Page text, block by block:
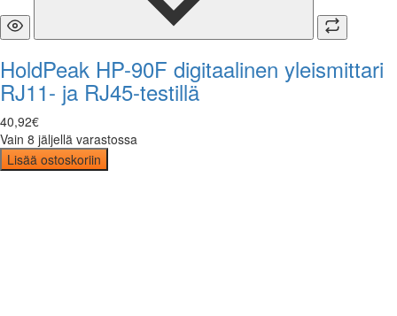
HoldPeak HP-90F digitaalinen yleismittari
RJ11- ja RJ45-testillä
40,92€
Vain 8 jäljellä varastossa
Lisää ostoskoriin